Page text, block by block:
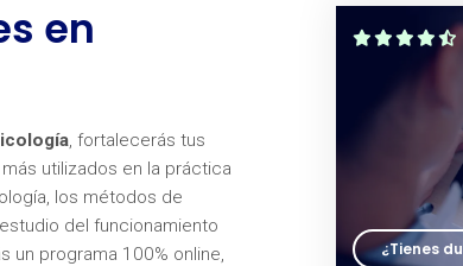
en
, fortalecerás tus
utilizados en la práctica
los métodos de
del funcionamiento
un programa 100% online,
¿Tienes